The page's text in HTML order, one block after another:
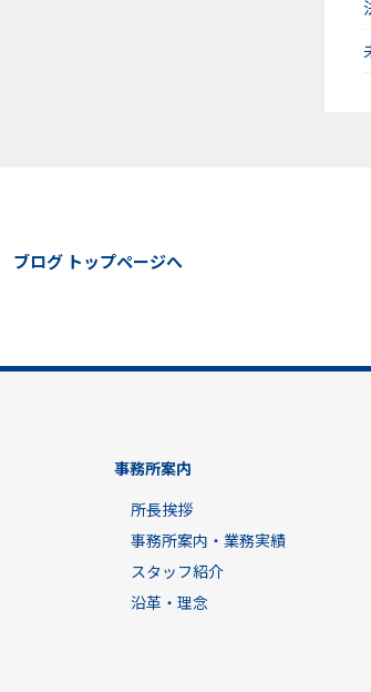
ブログ トップページへ
事務所案内
所長挨拶
事務所案内・業務実績
スタッフ紹介
沿革・理念